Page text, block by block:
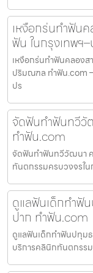
เหงือกร่นทำฟัน
ฟัน ในกรุงเทพ
เหงือกร่นทำฟันคลอง
ปริมณฑล ทำฟัน.com
ปร
จัดฟันทำฟันทวีวั
ทำฟัน.com
จัดฟันทำฟันทวีวัฒนา
ทันตกรรมครบวงจรใ
ดูแลฟันเด็กทำฟั
ปาก ทำฟัน.com
ดูแลฟันเด็กทำฟันปทุม
บริการคลินิกทันตกรร